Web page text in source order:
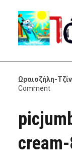
Ωραιοζήλη-
Comment